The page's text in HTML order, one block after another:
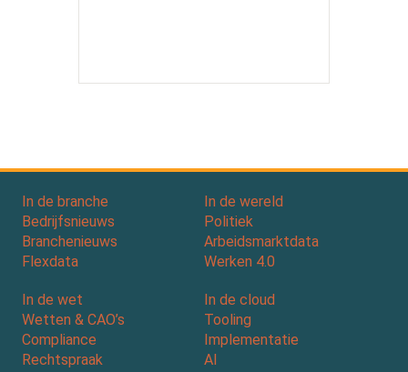
In de branche
Bedrijfsnieuws
Branchenieuws
Flexdata
In de wereld
Politiek
Arbeidsmarktdata
Werken 4.0
In de wet
Wetten & CAO’s
Compliance
Rechtspraak
In de cloud
Tooling
Implementatie
AI